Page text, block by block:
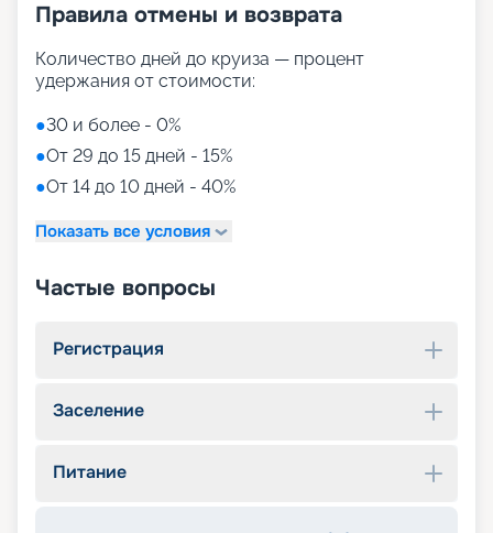
Правила отмены и возврата
Количество дней до круиза — процент
удержания от стоимости:
●30 и более - 0%
●От 29 до 15 дней - 15%
●От 14 до 10 дней - 40%
Показать все условия
Частые вопросы
Регистрация
Заселение
Питание